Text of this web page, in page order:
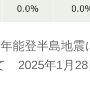
年能登半島地
2025年1月28